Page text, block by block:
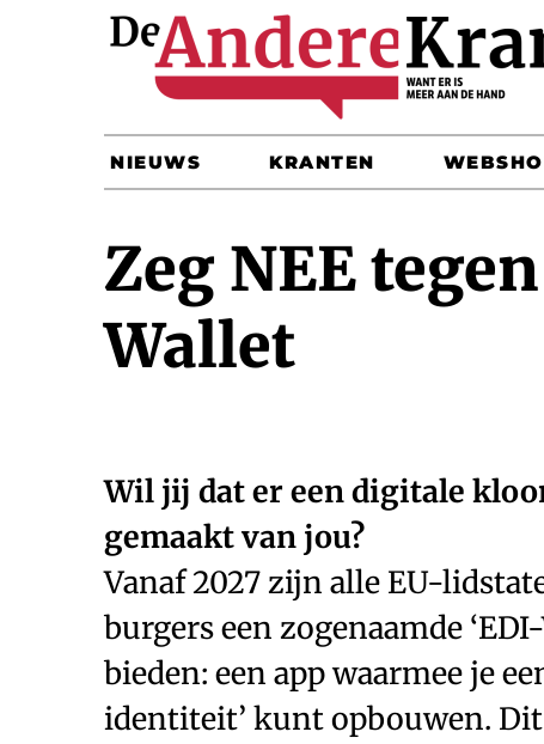
NIEUWS KRANTEN
Zeg NEE
Wallet
Wil jij dat er een digitale
gemaakt van jou?
Vanaf 2027 zijn alle EU-
burgers een zogenaamde
bieden: een app waarmee je
identiteit’ kunt opbouwen.